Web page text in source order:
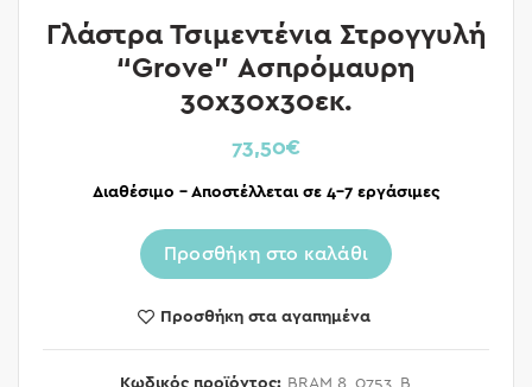
Γλάστρα Τσιμεντένια Στρογγυλή
“Grove” Ασπρόμαυρη
30x30x30εκ.
73,50€
Διαθέσιμο – Αποστέλλεται σε 4-7 εργάσιμες
Προσθήκη στο καλάθι
Προσθήκη στα αγαπημένα
Κωδικός προϊόντος: BRAM 8_0753_B